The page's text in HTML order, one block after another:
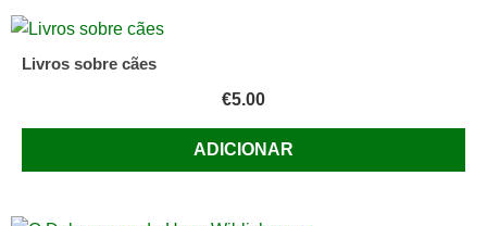
Livros sobre cães
€5.00
ADICIONAR